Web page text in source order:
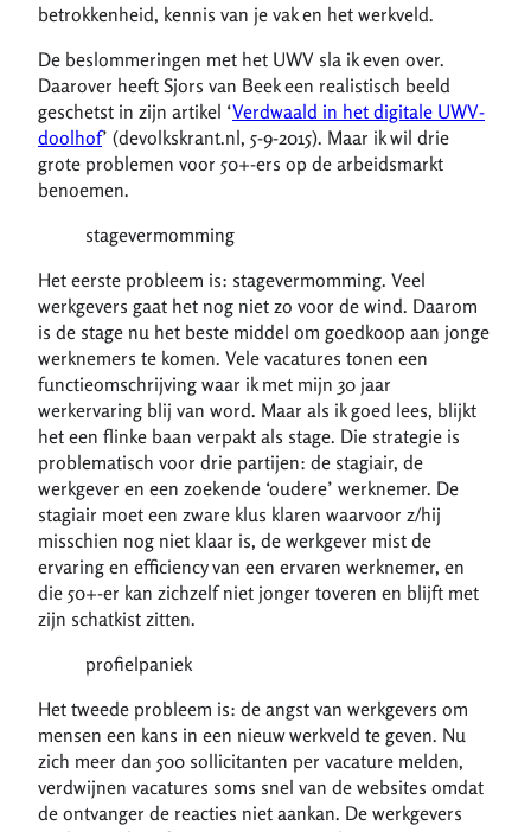
betrokkenheid, kennis van je vak en het werkveld.
De beslommeringen met het UWV sla ik even over.
Daarover heeft Sjors van Beek een realistisch beeld
geschetst in zijn artikel ‘Verdwaald in het digitale UWV-
doolhof’ (devolkskrant.nl, 5-9-2015). Maar ik wil drie
grote problemen voor 50+-ers op de arbeidsmarkt
benoemen.
stagevermomming
Het eerste probleem is: stagevermomming. Veel
werkgevers gaat het nog niet zo voor de wind. Daarom
is de stage nu het beste middel om goedkoop aan jonge
werknemers te komen. Vele vacatures tonen een
functieomschrijving waar ik met mijn 30 jaar
werkervaring blij van word. Maar als ik goed lees, blijkt
het een flinke baan verpakt als stage. Die strategie is
problematisch voor drie partijen: de stagiair, de
werkgever en een zoekende ‘oudere’ werknemer. De
stagiair moet een zware klus klaren waarvoor z/hij
misschien nog niet klaar is, de werkgever mist de
ervaring en efficiency van een ervaren werknemer, en
die 50+-er kan zichzelf niet jonger toveren en blijft met
zijn schatkist zitten.
profielpaniek
Het tweede probleem is: de angst van werkgevers om
mensen een kans in een nieuw werkveld te geven. Nu
zich meer dan 500 sollicitanten per vacature melden,
verdwijnen vacatures soms snel van de websites omdat
de ontvanger de reacties niet aankan. De werkgevers